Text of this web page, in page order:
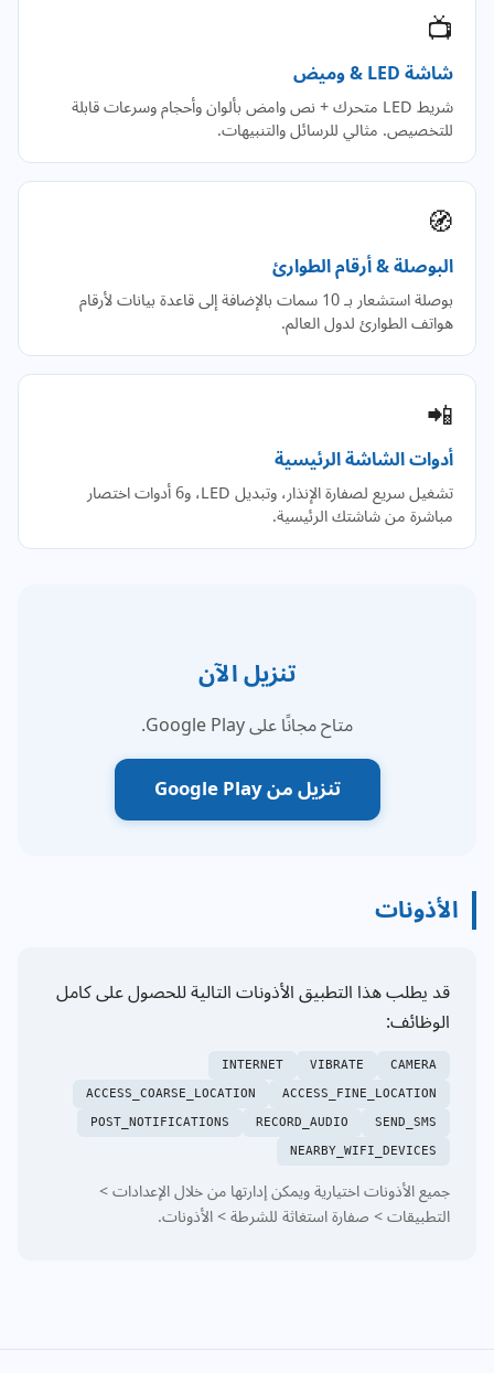
📺
شاشة LED & وميض
شريط LED متحرك + نص وامض بألوان وأحجام وسرعات قابلة
للتخصيص. مثالي للرسائل والتنبيهات.
🧭
البوصلة & أرقام الطوارئ
بوصلة استشعار بـ 10 سمات بالإضافة إلى قاعدة بيانات لأرقام
هواتف الطوارئ لدول العالم.
📲
أدوات الشاشة الرئيسية
تشغيل سريع لصفارة الإنذار، وتبديل LED، و6 أدوات اختصار
مباشرة من شاشتك الرئيسية.
تنزيل الآن
متاح مجانًا على Google Play.
تنزيل من Google Play
الأذونات
قد يطلب هذا التطبيق الأذونات التالية للحصول على كامل
الوظائف:
CAMERA
VIBRATE
INTERNET
ACCESS_FINE_LOCATION
ACCESS_COARSE_LOCATION
SEND_SMS
RECORD_AUDIO
POST_NOTIFICATIONS
NEARBY_WIFI_DEVICES
جميع الأذونات اختيارية ويمكن إدارتها من خلال الإعدادات >
التطبيقات > صفارة استغاثة للشرطة > الأذونات.